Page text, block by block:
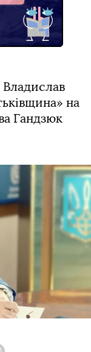
Владислав
на
Гандзюк